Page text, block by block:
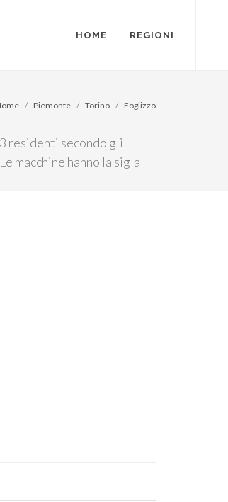
HOME REGIONI
residenti secondo gli
macchine hanno la sigla
Piemonte Torino Foglizzo